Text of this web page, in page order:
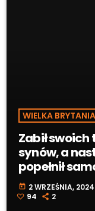
WIELKA BRYTANIA
Zabił swoich
synów, a
popełnił
today 2 WRZEŚNIA, 2024
94
2